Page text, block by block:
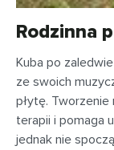
Rodzinna
Kuba po
ze swoich
płytę.
terapii i pomaga
jednak nie